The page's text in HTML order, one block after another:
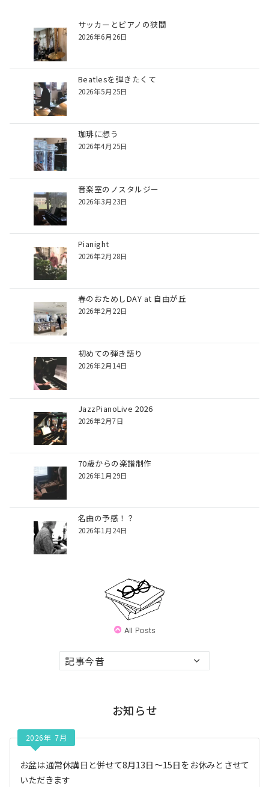
サッカーとピアノの狭間
2026年6月26日
Beatlesを弾きたくて
2026年5月25日
珈琲に想う
2026年4月25日
音楽室のノスタルジー
2026年3月23日
Pianight
2026年2月28日
春のおためしDAY at 自由が丘
2026年2月22日
初めての弾き語り
2026年2月14日
JazzPianoLive 2026
2026年2月7日
70歳からの楽譜制作
2026年1月29日
名曲の予感！？
2026年1月24日
All Posts
お知らせ
2026年 7月
お盆は通常休講日と併せて8月13日〜15日をお休みとさせて
いただきます